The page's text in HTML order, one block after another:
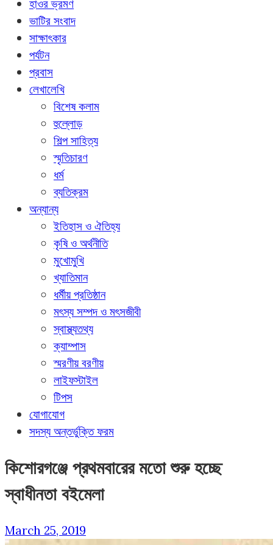
হাওর ভ্রমণ
ভাটির সংবাদ
সাক্ষাৎকার
পর্যটন
প্রবাস
লেখালেখি
বিশেষ কলাম
হুল্লোড়
শিল্প সাহিত্য
স্মৃতিচারণ
ধর্ম
ব্যতিক্রম
অন্যান্য
ইতিহাস ও ঐতিহ্য
কৃষি ও অর্থনীতি
মুখোমুখি
খ্যাতিমান
ধর্মীয় প্রতিষ্ঠান
মৎস্য সম্পদ ও মৎসজীবী
স্বাস্থ্যতথ্য
ক্যাম্পাস
স্মরণীয় বরণীয়
লাইফস্টাইল
টিপস
যোগাযোগ
সদস্য অন্তর্ভুক্তি ফরম
কিশোরগঞ্জে প্রথমবারের মতো শুরু হচ্ছে
স্বাধীনতা বইমেলা
March 25, 2019